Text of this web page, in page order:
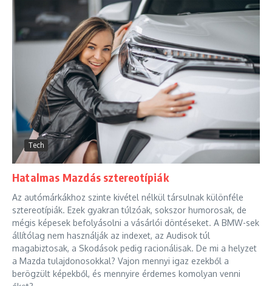
Tech
Hatalmas Mazdás sztereotípiák
Az autómárkákhoz szinte kivétel nélkül társulnak különféle
sztereotípiák. Ezek gyakran túlzóak, sokszor humorosak, de
mégis képesek befolyásolni a vásárlói döntéseket. A BMW-sek
állítólag nem használják az indexet, az Audisok túl
magabiztosak, a Skodások pedig racionálisak. De mi a helyzet
a Mazda tulajdonosokkal? Vajon mennyi igaz ezekből a
berögzült képekből, és mennyire érdemes komolyan venni